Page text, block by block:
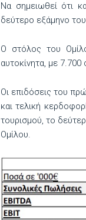
Να σημειωθεί ότι
δεύτερο εξάμηνο
Ο στόλος του
αυτοκίνητα, με
Οι επιδόσεις του
και τελική
τουρισμού, το
Ομίλου.